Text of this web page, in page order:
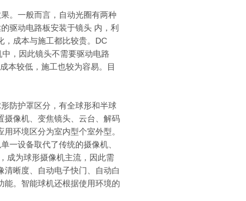
。一般而言，自动光圈有两种
驱动电路板安装于镜头 内，利
，成本与施工都比较贵。DC
，因此镜头不需要驱动电路
本较低，施工也较为容易。目
防护罩区分，有全球形和半球
摄像机、变焦镜头、云台、解码
环境区分为室内型个室外型。
一设备取代了传统的摄像机、
成为球形摄像机主流，因此需
晰度、自动电子快门、自动白
能。智能球机还根据使用环境的